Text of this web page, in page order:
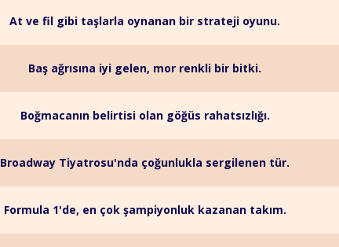
At ve fil gibi taşlarla oynanan bir strateji oyunu.
Baş ağrısına iyi gelen, mor renkli bir bitki.
Boğmacanın belirtisi olan göğüs rahatsızlığı.
Broadway Tiyatrosu'nda çoğunlukla sergilenen tür.
Formula 1'de, en çok şampiyonluk kazanan takım.